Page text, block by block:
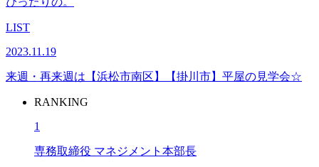
LIST
2023.11.19
来週・再来週は【浜松市南区】【掛川市】平屋の見学会☆
RANKING
1
専務取締役 マネジメント本部長